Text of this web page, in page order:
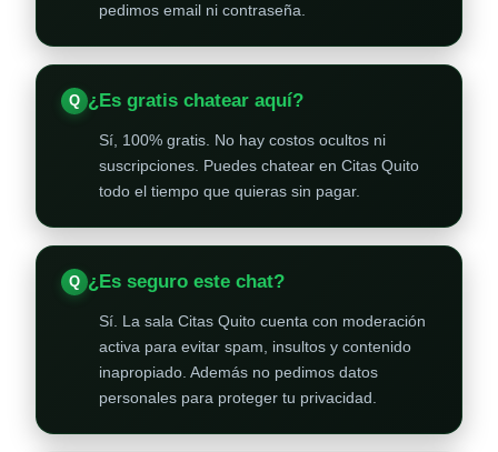
pedimos email ni contraseña.
¿Es gratis chatear aquí?
Sí, 100% gratis. No hay costos ocultos ni
suscripciones. Puedes chatear en Citas Quito
todo el tiempo que quieras sin pagar.
¿Es seguro este chat?
Sí. La sala Citas Quito cuenta con moderación
activa para evitar spam, insultos y contenido
inapropiado. Además no pedimos datos
personales para proteger tu privacidad.